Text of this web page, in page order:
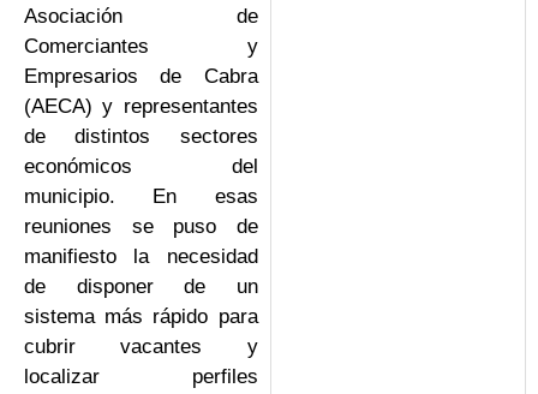
Asociación de
Comerciantes y
Empresarios de Cabra
(AECA) y representantes
de distintos sectores
económicos del
municipio. En esas
reuniones se puso de
manifiesto la necesidad
de disponer de un
sistema más rápido para
cubrir vacantes y
localizar perfiles